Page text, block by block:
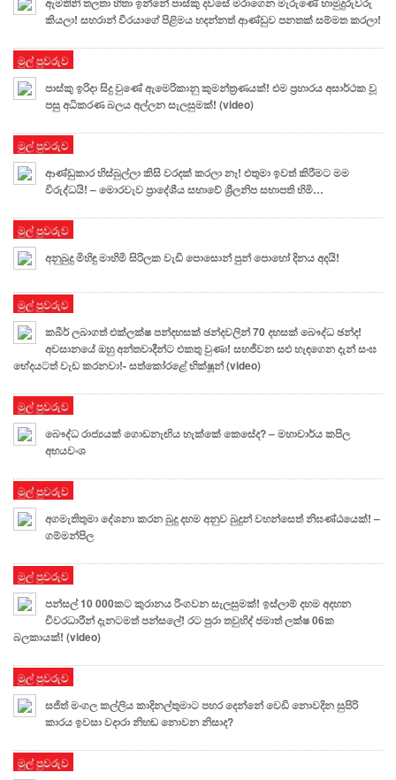
කියලා! සහරාන් වීරයාගේ පිළිමය හදන්නත් ආණ්ඩුව පනතක් සම්මත කරලා!
මුල් පුවරුව
පාස්කු ඉරිදා සිදු වුණේ ඇමෙරිකානු කුමන්ත්‍රණයක්! එම ප්‍රහාරය අසාර්ථක වූ
පසු අධිකරණ බලය අල්ලන සැලසුමක්! (video)
මුල් පුවරුව
ආණ්ඩුකාර හිස්බුල්ලා කිසි වරදක් කරලා නෑ! එතුමා ඉවත් කිරීමට මම
විරුද්ධයි! – මොරවැව ප්‍රාදේශීය සභාවේ ශ්‍රීලනිප සභාපති හිමි…
මුල් පුවරුව
අනුබුදු මිහිඳු මාහිමි සිරිලක වැඩි පොසොන් පුන් පොහෝ දිනය අදයි!
මුල් පුවරුව
කබීර් ලබාගත් එක්ලක්ෂ පන්දහසක් ඡන්දවලින් 70 දහසක් බෞද්ධ ඡන්ද!
අවසානයේ ඔහු අන්තවාදීන්ට එකතු වුණා! සහජීවන සළු හැඳගෙන දැන් සංඝ
භේදයටත් වැඩ කරනවා!- සත්කෝරළේ භික්ෂූන් (video)
මුල් පුවරුව
බෞද්ධ රාජ්‍යයක් ගොඩනැඟිය හැක්කේ කෙසේද? – මහාචාර්ය කපිල
අභයවංශ
මුල් පුවරුව
අගමැතිතුමා දේශනා කරන බුදු දහම අනුව බුදුන් වහන්සෙත් නිඝණ්ඨයෙක්! –
ගම්මන්පිල
මුල් පුවරුව
පන්සල් 10 000කට කුරානය රිංගවන සැලසුමක්! ඉස්ලාම් දහම අදහන
චීවරධාරීන් දැනටමත් පන්සලේ! රට පුරා තවුහිද් ජමාත් ලක්ෂ 06ක
බලකායක්! (video)
මුල් පුවරුව
සජිත් මංගල කල්ලිය කාදිනල්තුමාට පහර දෙන්නේ වෙඩි නොවදින සුපිරි
කාරය ඉවසා වදාරා නිහඬ නොවන නිසාද?
මුල් පුවරුව